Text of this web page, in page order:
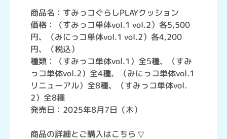
商品名：すみっコぐらしPLAYクッション
価格：（すみっコ単体vol.1 vol.2）各5,500
円、（みにっコ単体vol.1 vol.2）各4,200
円、（税込）
種類：（すみっコ単体vol.1）全5種、（すみ
っコ単体vol.2）全4種、（みにっコ単体vol.1
リニューアル）全8種、（すみっコ単体vol.
2）全8種
発売日：2025年8月7日（木）
商品の詳細とご購入はこちら ▽